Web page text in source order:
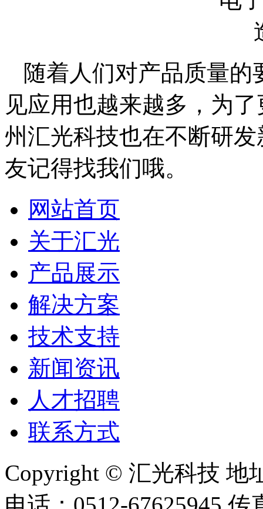
随着人们对产品质量
见应用也越来越多，为
州汇光科技也在不断研
友记得找我们哦。
网站首页
关于汇光
产品展示
解决方案
技术支持
新闻资讯
人才招聘
联系方式
Copyright © 汇光科技 地